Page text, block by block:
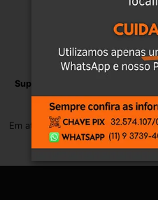
Suporte Caixa Bateria Renault
Sandero 2007 2013
R$79,00
Em até 12x de R$ 8,01 no cartão